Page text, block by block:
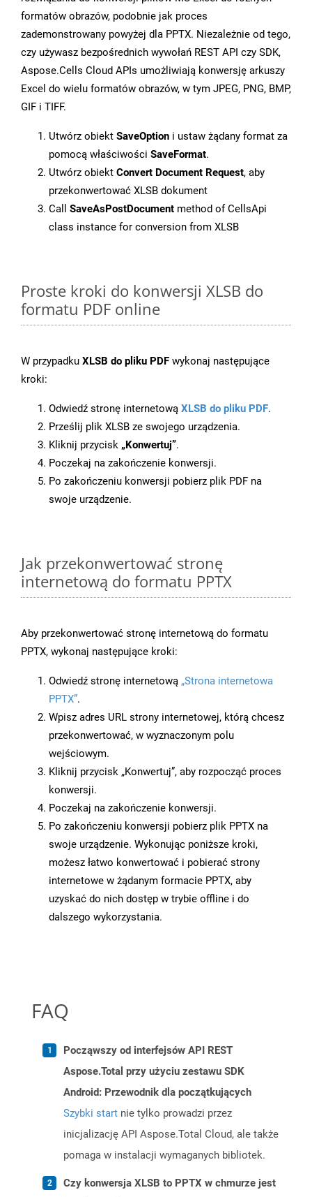
formatów obrazów, podobnie jak proces
zademonstrowany powyżej dla PPTX. Niezależnie od tego,
czy używasz bezpośrednich wywołań REST API czy SDK,
Aspose.Cells Cloud APIs umożliwiają konwersję arkuszy
Excel do wielu formatów obrazów, w tym JPEG, PNG, BMP,
GIF i TIFF.
Utwórz obiekt SaveOption i ustaw żądany format za
pomocą właściwości SaveFormat.
Utwórz obiekt Convert Document Request, aby
przekonwertować XLSB dokument
Call SaveAsPostDocument method of CellsApi
class instance for conversion from XLSB
Proste kroki do konwersji XLSB do
formatu PDF online
W przypadku XLSB do pliku PDF wykonaj następujące
kroki:
Odwiedź stronę internetową XLSB do pliku PDF.
Prześlij plik XLSB ze swojego urządzenia.
Kliknij przycisk „Konwertuj”.
Poczekaj na zakończenie konwersji.
Po zakończeniu konwersji pobierz plik PDF na
swoje urządzenie.
Jak przekonwertować stronę
internetową do formatu PPTX
Aby przekonwertować stronę internetową do formatu
PPTX, wykonaj następujące kroki:
Odwiedź stronę internetową „Strona internetowa
PPTX”.
Wpisz adres URL strony internetowej, którą chcesz
przekonwertować, w wyznaczonym polu
wejściowym.
Kliknij przycisk „Konwertuj”, aby rozpocząć proces
konwersji.
Poczekaj na zakończenie konwersji.
Po zakończeniu konwersji pobierz plik PPTX na
swoje urządzenie. Wykonując poniższe kroki,
możesz łatwo konwertować i pobierać strony
internetowe w żądanym formacie PPTX, aby
uzyskać do nich dostęp w trybie offline i do
dalszego wykorzystania.
FAQ
Począwszy od interfejsów API REST
Aspose.Total przy użyciu zestawu SDK
Android: Przewodnik dla początkujących
Szybki start nie tylko prowadzi przez
inicjalizację API Aspose.Total Cloud, ale także
pomaga w instalacji wymaganych bibliotek.
Czy konwersja XLSB to PPTX w chmurze jest